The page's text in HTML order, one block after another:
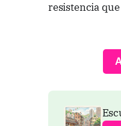
resistencia